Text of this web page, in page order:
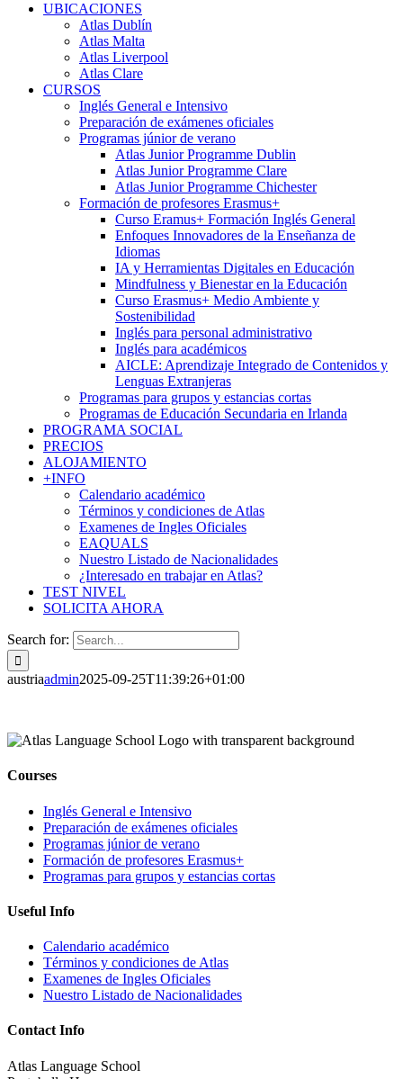
UBICACIONES
Atlas Dublín
Atlas Malta
Atlas Liverpool
Atlas Clare
CURSOS
Inglés General e Intensivo
Preparación de exámenes oficiales
Programas júnior de verano
Atlas Junior Programme Dublin
Atlas Junior Programme Clare
Atlas Junior Programme Chichester
Formación de profesores Erasmus+
Curso Eramus+ Formación Inglés General
Enfoques Innovadores de la Enseñanza de
Idiomas
IA y Herramientas Digitales en Educación
Mindfulness y Bienestar en la Educación
Curso Erasmus+ Medio Ambiente y
Sostenibilidad
Inglés para personal administrativo
Inglés para académicos
AICLE: Aprendizaje Integrado de Contenidos y
Lenguas Extranjeras
Programas para grupos y estancias cortas
Programas de Educación Secundaria en Irlanda
PROGRAMA SOCIAL
PRECIOS
ALOJAMIENTO
+INFO
Calendario académico
Términos y condiciones de Atlas
Examenes de Ingles Oficiales
EAQUALS
Nuestro Listado de Nacionalidades
¿Interesado en trabajar en Atlas?
TEST NIVEL
SOLICITA AHORA
Search for:
austriaadmin2025-09-25T11:39:26+01:00
Courses
Inglés General e Intensivo
Preparación de exámenes oficiales
Programas júnior de verano
Formación de profesores Erasmus+
Programas para grupos y estancias cortas
Useful Info
Calendario académico
Términos y condiciones de Atlas
Examenes de Ingles Oficiales
Nuestro Listado de Nacionalidades
Contact Info
Atlas Language School